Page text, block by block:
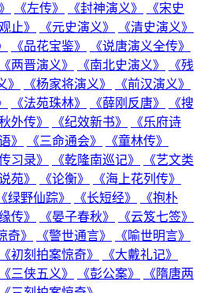
《左传》 《封神演义》
《宋史
止》 《元史演义》
《清史演义》
《品花宝鉴》
《说唐演义全传》
《两晋演义》 《南北史演义》
《残
》 《杨家将演义》
《前汉演义》
《法苑珠林》 《薛刚反唐》
《搜
外传》 《纪效新书》
《乐府诗
》 《三命通会》
《童林传》
传习录》 《乾隆南巡记》
《艺文类
苑》 《论衡》
《海上花列传》
《绿野仙踪》 《长短经》
《抱朴
传》 《晏子春秋》
《云笈七签》
奇》 《警世通言》
《喻世明言》
《初刻拍案惊奇》
《大戴礼记》
《三侠五义》 《彭公案》
《隋唐两